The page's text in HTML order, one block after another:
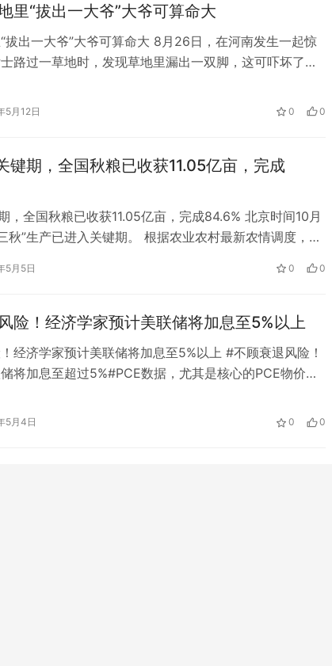
里“拔出一大爷”大爷可算命大
拔出一大爷”大爷可算命大 8月26日，在河南发生一起惊
路过一草地时，发现草地里漏出一双脚，这可吓坏了
呼救，幸好路人一起帮忙把这位大爷救了上来，大爷算
过后果不堪设想！ 当问到大爷怎么回事时，原来大爷在
5月12日 0 0
键期，全国秋粮已收获11.05亿亩，完成
，全国秋粮已收获11.05亿亩，完成84.6% 北京时间10月
秋”生产已进入关键期。 根据农业农村最新农情调度，截
已收获11.05亿亩，完成84.6%，比去年同期加快2.7个
北地区已基本完成收获，东北地区曾收获9成； 黄淮海
5月5日 0 0
险！经济学家预计美联储将加息至5%以上
经济学家预计美联储将加息至5%以上 #不顾衰退风险！
将加息至超过5%#PCE数据，尤其是核心的PCE物价指
，美联储在抗击40年来最高通胀率时，决心不会过早转
5月4日 0 0